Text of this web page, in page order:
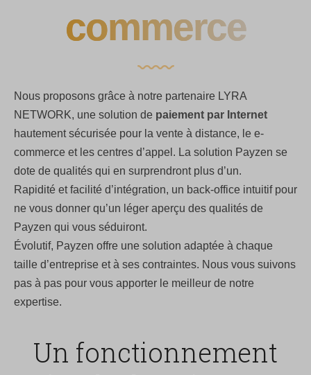
commerce
Nous proposons grâce à notre partenaire LYRA
NETWORK, une solution de paiement par Internet
hautement sécurisée pour la vente à distance, le e-
commerce et les centres d’appel. La solution Payzen se
dote de qualités qui en surprendront plus d’un.
Rapidité et facilité d’intégration, un back-office intuitif pour
ne vous donner qu’un léger aperçu des qualités de
Payzen qui vous séduiront.
Évolutif, Payzen offre une solution adaptée à chaque
taille d’entreprise et à ses contraintes. Nous vous suivons
pas à pas pour vous apporter le meilleur de notre
expertise.
Un fonctionnement